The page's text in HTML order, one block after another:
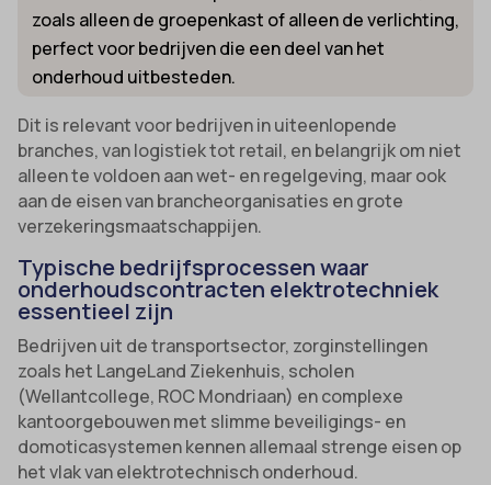
zoals alleen de groepenkast of alleen de verlichting,
perfect voor bedrijven die een deel van het
onderhoud uitbesteden.
Dit is relevant voor bedrijven in uiteenlopende
branches, van logistiek tot retail, en belangrijk om niet
alleen te voldoen aan wet- en regelgeving, maar ook
aan de eisen van brancheorganisaties en grote
verzekeringsmaatschappijen.
Typische bedrijfsprocessen waar
onderhoudscontracten elektrotechniek
essentieel zijn
Bedrijven uit de transportsector, zorginstellingen
zoals het LangeLand Ziekenhuis, scholen
(Wellantcollege, ROC Mondriaan) en complexe
kantoorgebouwen met slimme beveiligings- en
domoticasystemen kennen allemaal strenge eisen op
het vlak van elektrotechnisch onderhoud.